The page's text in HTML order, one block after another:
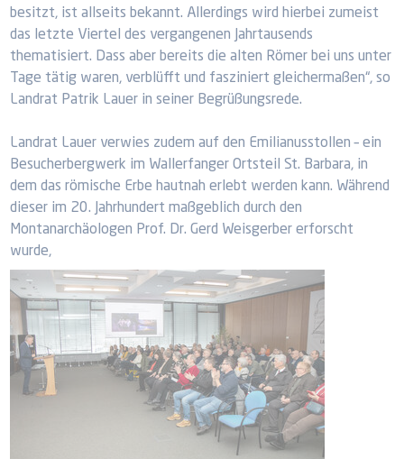
besitzt, ist allseits bekannt. Allerdings wird hierbei zumeist
das letzte Viertel des vergangenen Jahrtausends
thematisiert. Dass aber bereits die alten Römer bei uns unter
Tage tätig waren, verblüfft und fasziniert gleichermaßen“, so
Landrat Patrik Lauer in seiner Begrüßungsrede.
Landrat Lauer verwies zudem auf den Emilianusstollen – ein
Besucherbergwerk im Wallerfanger Ortsteil St. Barbara, in
dem das römische Erbe hautnah erlebt werden kann. Während
dieser im 20. Jahrhundert maßgeblich durch den
Montanarchäologen Prof. Dr. Gerd Weisgerber erforscht
wurde,